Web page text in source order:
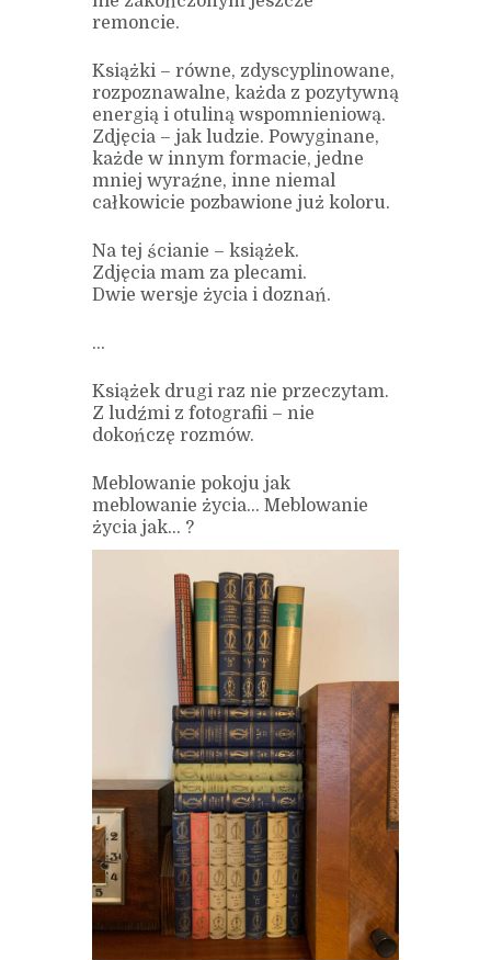
remoncie.
Książki – równe, zdyscyplinowane,
rozpoznawalne, każda z pozytywną
energią i otuliną wspomnieniową.
Zdjęcia – jak ludzie. Powyginane,
każde w innym formacie, jedne
mniej wyraźne, inne niemal
całkowicie pozbawione już koloru.
Na tej ścianie – książek.
Zdjęcia mam za plecami.
Dwie wersje życia i doznań.
…
Książek drugi raz nie przeczytam.
Z ludźmi z fotografii – nie
dokończę rozmów.
Meblowanie pokoju jak
meblowanie życia… Meblowanie
życia jak… ?